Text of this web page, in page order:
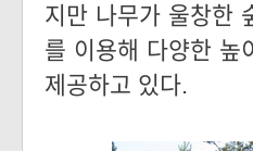
지만 나무가 울창한
를 이용해 다양한 높
제공하고 있다.